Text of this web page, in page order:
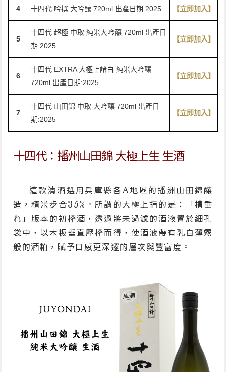
4 十四代 吟撰 大吟釀 720ml 出產日期:2025 【立即加入】
5
十四代 超極 中取 純米大吟釀 720ml 出產日
期:2025
【立即加入】
6
十四代 EXTRA 大極上諸白 純米大吟釀
720ml 出產日期:2025
【立即加入】
7
十四代 山田錦 中取 大吟釀 720ml 出產日
期:2025
【立即加入】
十四代：播州山田錦 大極上生 生酒
這款清酒選用兵庫縣各A地區的播洲山田錦釀
造，精米步合35%。所謂的大極上指的是：「槽垂
れ」版本的初榨酒，透過將未過濾的酒液置於細孔
袋中，以木板垂直壓榨而得，使酒液帶有乳白薄霧
般的酒粕，賦予口感更深邃的層次與豐富度。